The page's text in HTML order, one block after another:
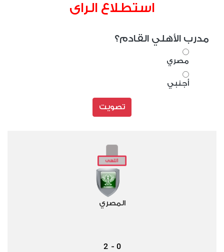
استطلاع الراى
مدرب الأهلي القادم؟
مصري
أجنبي
تصويت
المصري
0
-
2